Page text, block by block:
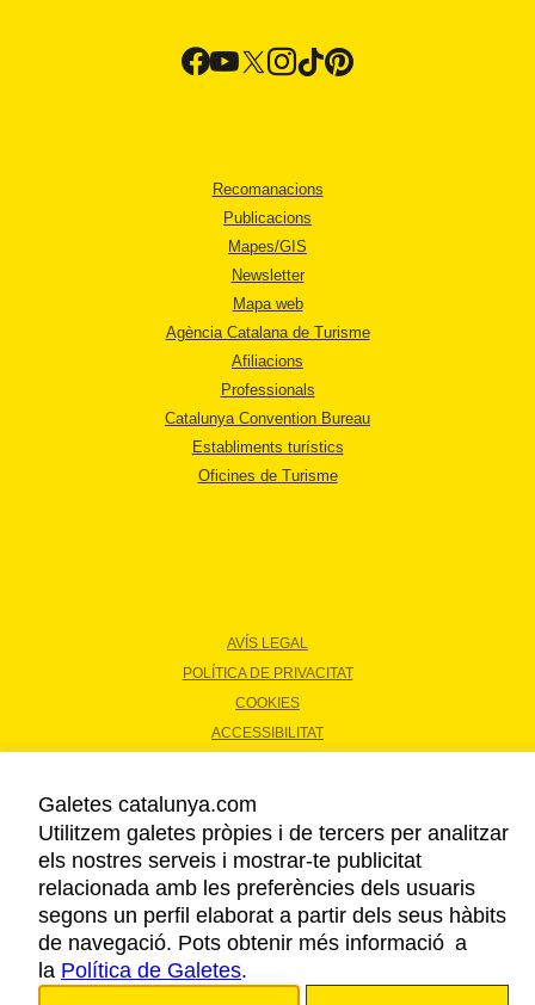
Recomanacions
Publicacions
Mapes/GIS
Newsletter
Mapa web
Agència Catalana de Turisme
Afiliacions
Professionals
Catalunya Convention Bureau
Establiments turístics
Oficines de Turisme
AVÍS LEGAL
POLÍTICA DE PRIVACITAT
COOKIES
ACCESSIBILITAT
Copyright © 2026. Agència Catalana de Turisme. Tots els drets reservats.
Galetes catalunya.com
Utilitzem galetes pròpies i de tercers per analitzar
els nostres serveis i mostrar-te publicitat
relacionada amb les preferències dels usuaris
segons un perfil elaborat a partir dels seus hàbits
de navegació. Pots obtenir més informació a
la Política de Galetes.